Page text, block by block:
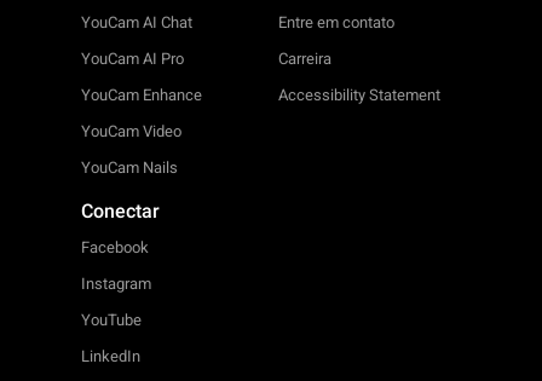
YouCam AI Chat
YouCam AI Pro
YouCam Enhance
YouCam Video
YouCam Nails
Entre em contato
Carreira
Accessibility Statement
Conectar
Facebook
Instagram
YouTube
LinkedIn